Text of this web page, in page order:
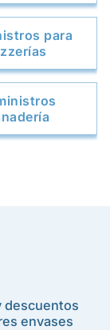
para
descuentos
envases